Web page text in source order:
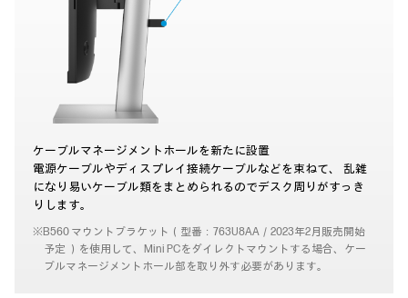
ケーブルマネージメントホールを新たに設置
電源ケーブルやディスプレイ接続ケーブルなどを束ねて、
乱雑
になり易いケーブル類をまとめられるのでデスク周りがすっき
りします。
※B560 マウントブラケット（型番：763U8AA／2023年2月販売開始
予定 ）を使用して、Mini PCをダイレクトマウントする場合、ケー
ブルマネージメントホール部を取り外す必要があります。